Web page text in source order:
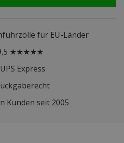
für EU-Länder
9,5 ★★★★★
Express
Kunden seit 2005